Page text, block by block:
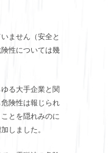
ません（安全と
性については幾
る大手企業と関
険性は報じられ
とを隠れみのに
しました。